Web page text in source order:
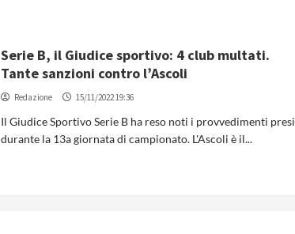
Serie B, il Giudice sportivo: 4 club multati.
Tante sanzioni contro l’Ascoli
Redazione 15/11/2022 19:36
Il Giudice Sportivo Serie B ha reso noti i provvedimenti presi
durante la 13a giornata di campionato. L'Ascoli è il...